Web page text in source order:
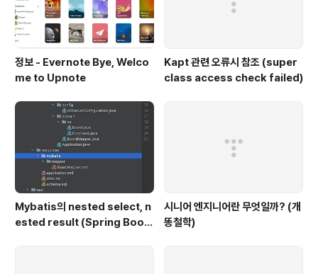
정보 - Evernote Bye, Welco
me to Upnote
Kapt 관련 오류시 참조 (super
class access check failed)
Mybatis의 nested select, n
ested result (Spring Boot,
시니어 엔지니어란 무엇일까? (개
똥철학)